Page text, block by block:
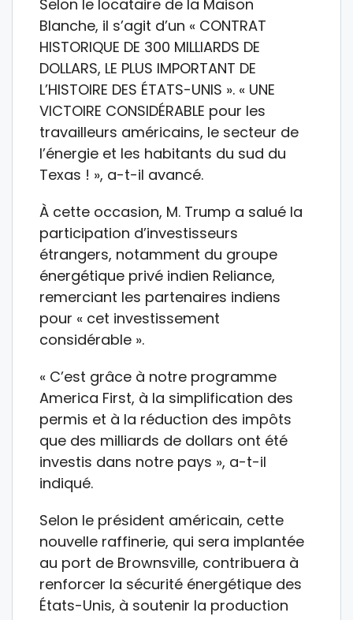
Selon le locataire de la Maison
Blanche, il s’agit d’un « CONTRAT
HISTORIQUE DE 300 MILLIARDS DE
DOLLARS, LE PLUS IMPORTANT DE
L’HISTOIRE DES ÉTATS-UNIS ». « UNE
VICTOIRE CONSIDÉRABLE pour les
travailleurs américains, le secteur de
l’énergie et les habitants du sud du
Texas ! », a-t-il avancé.
À cette occasion, M. Trump a salué la
participation d’investisseurs
étrangers, notamment du groupe
énergétique privé indien Reliance,
remerciant les partenaires indiens
pour « cet investissement
considérable ».
« C’est grâce à notre programme
America First, à la simplification des
permis et à la réduction des impôts
que des milliards de dollars ont été
investis dans notre pays », a-t-il
indiqué.
Selon le président américain, cette
nouvelle raffinerie, qui sera implantée
au port de Brownsville, contribuera à
renforcer la sécurité énergétique des
États-Unis, à soutenir la production